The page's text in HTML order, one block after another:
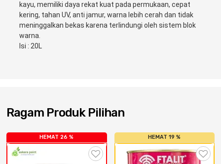
Cat dan Kimia
kayu, memiliki daya rekat kuat pada permukaan, cepat
kering, tahan UV, anti jamur, warna lebih cerah dan tidak
meninggalkan bekas karena terlindungi oleh sistem blok
warna.
Isi : 20L
Ragam Produk Pilihan
HEMAT 26 % HEMAT 19 %